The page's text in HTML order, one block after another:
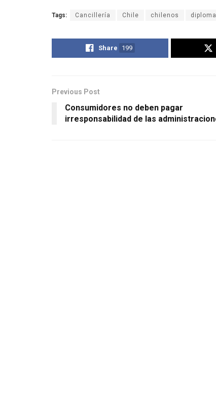
Tags: Cancillería Chile chilenos
Share 199
Previous Post
Consumidores no deben pagar
irresponsabilidad de las